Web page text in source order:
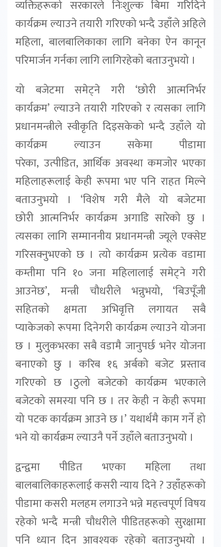
व्यक्तिहरूको सरकारले निःशुल्क बिमा गरिदिने
कार्यक्रम ल्याउने तयारी गरिएको भन्दै उहाँले अहिले
महिला, बालबालिकाका लागि बनेका ऐन कानून
परिमार्जन गर्नका लागि लागिरहेको बताउनुभयो ।
यो बजेटमा समेट्ने गरी ‘छोरी आत्मनिर्भर
कार्यक्रम’ ल्याउने तयारी गरिएको र त्यसका लागि
प्रधानमन्त्रीले स्वीकृति दिइसकेको भन्दै उहाँले यो
कार्यक्रम ल्याउन सकेमा पीडामा
परेका, उत्पीडित,आर्थिक अवस्था कमजोर भएका
महिलाहरूलाई केही रूपमा भए पनि राहत मिल्ने
बताउनुभयो । ‘विशेष गरी मैले यो बजेटमा
छोरी आत्मनिर्भर कार्यक्रम अगाडि सारेको छु ।
त्यसका लागि सम्माननीय प्रधानमन्त्री ज्यूले एक्सेप्ट
गरिसक्नुभएको छ । त्यो कार्यक्रम प्रत्येक वडामा
कम्तीमा पनि १० जना महिलालाई समेट्ने गरी
आउनेछ’, मन्त्री चौधरीले भन्नुभयो, ‘बिउपूँजी
सहितको क्षमता अभिवृत्ति लगायत सबै
प्याकेजकोरूपमा दिनेगरी कार्यक्रम ल्याउने योजना
छ । मुलुकभरका सबै वडामै जानुपर्छ भनेर योजना
बनाएको छु । करिब १६ अर्बको बजेट प्रस्ताव
गरिएको छ ।ठुलो बजेटको कार्यक्रम भएकाले
बजेटको समस्या पनि छ । तर केही न केही रूपमा
यो पटक कार्यक्रम आउने छ ।’यथार्थमै काम गर्ने हो
भने यो कार्यक्रम ल्याउनै पर्नेउहाँले बताउनुभयो ।
द्वन्द्वमा पीडित भएका महिला तथा
बालबालिकाहरूलाई कसरीन्याय दिने?उहाँहरूको
पीडामाकसरी मलहम लगाउने भन्ने महत्त्वपूर्ण विषय
रहेको भन्दै मन्त्री चौधरीले पीडितहरूको सुरक्षामा
पनि ध्यान दिन आवश्यक रहेको बताउनुभयो ।